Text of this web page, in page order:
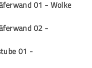
01 - Wolke
02 -
01 -